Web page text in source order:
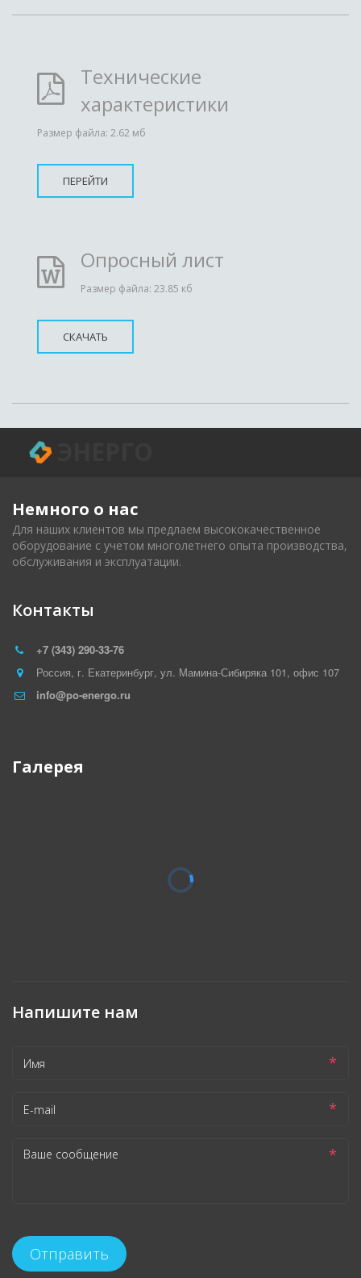
Технические
характеристики
Размер файла: 2.62 мб
ПЕРЕЙТИ
Опросный лист
Размер файла: 23.85 кб
СКАЧАТЬ
Немного о нас
Для наших клиентов мы предлаем высококачественное
оборудование с учетом многолетнего опыта производства,
обслуживания и эксплуатации.
Контакты
+7 (343) 290-33-76
Россия, г. Екатеринбург, ул. Мамина-Сибиряка 101, офис 107
info@po-energo.ru
Галерея
Напишите нам
*
*
*
Отправить